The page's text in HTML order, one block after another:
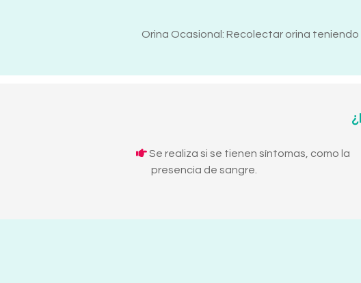
Orina Ocasional: Recolectar orina teniendo
Se realiza si se tienen síntomas, como la
presencia de sangre.